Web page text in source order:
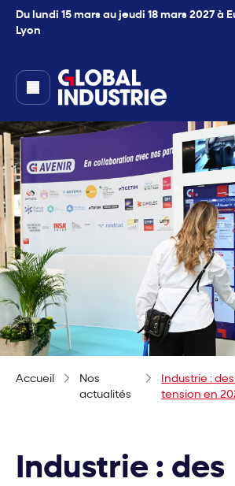
Du lundi 15 mars au jeudi 18 mars 2027 à
Lyon
page.home
Accueil
Nos
actualités
Industrie :
tension en
Industrie : des